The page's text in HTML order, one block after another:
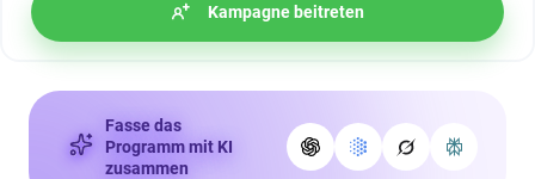
Kampagne beitreten
Fasse das
Programm mit KI
zusammen